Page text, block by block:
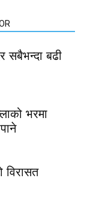
सबैभन्दा बढी
भरमा
विरासत